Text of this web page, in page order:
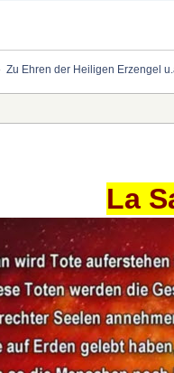
Zu Ehren der Heiligen Erzengel
La